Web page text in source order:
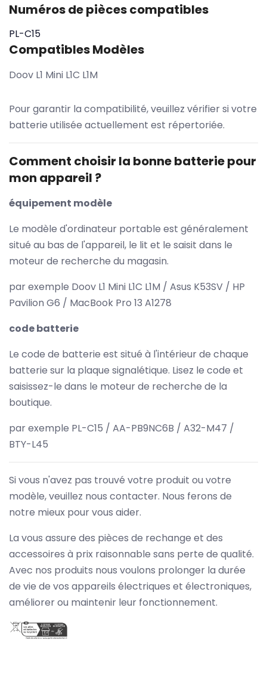
Numéros de pièces compatibles
PL-C15
Compatibles Modèles
Doov L1 Mini L1C L1M
Pour garantir la compatibilité, veuillez vérifier si votre
batterie utilisée actuellement est répertoriée.
Comment choisir la bonne batterie pour
mon appareil ?
équipement modèle
Le modèle d'ordinateur portable est généralement
situé au bas de l'appareil, le lit et le saisit dans le
moteur de recherche du magasin.
par exemple Doov L1 Mini L1C L1M / Asus K53SV / HP
Pavilion G6 / MacBook Pro 13 A1278
code batterie
Le code de batterie est situé à l'intérieur de chaque
batterie sur la plaque signalétique. Lisez le code et
saisissez-le dans le moteur de recherche de la
boutique.
par exemple PL-C15 / AA-PB9NC6B / A32-M47 /
BTY-L45
Si vous n'avez pas trouvé votre produit ou votre
modèle, veuillez nous contacter. Nous ferons de
notre mieux pour vous aider.
La vous assure des pièces de rechange et des
accessoires à prix raisonnable sans perte de qualité.
Avec nos produits nous voulons prolonger la durée
de vie de vos appareils électriques et électroniques,
améliorer ou maintenir leur fonctionnement.